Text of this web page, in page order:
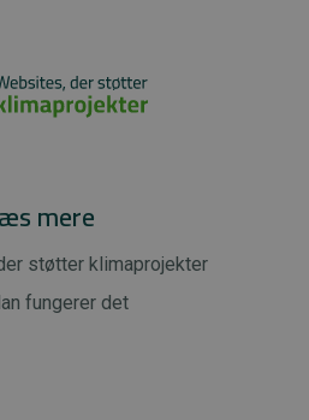
mere
støtter klimaprojekter
fungerer det